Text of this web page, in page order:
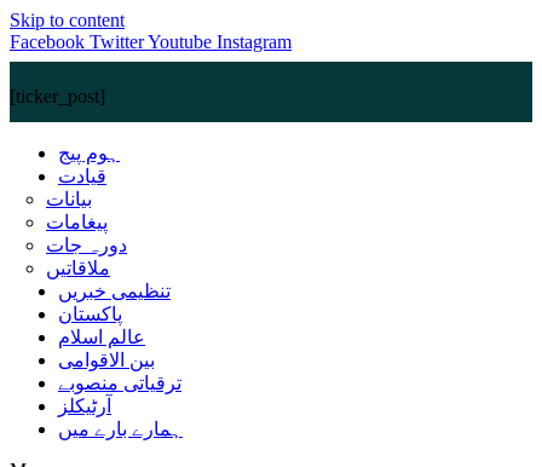
Skip to content
Facebook TwitterYoutube Instagram
[ticker_post]
ہوم پیج
قیادت
بیانات
پیغامات
دورہ جات
ملاقاتیں
تنظیمی خبریں
پاکستان
عالم اسلام
بین الاقوامی
ترقیاتی منصوبے
آرٹیکلز
ہمارے بارے میں